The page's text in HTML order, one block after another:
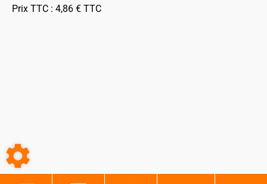
Prix TTC : 4,86 € TTC